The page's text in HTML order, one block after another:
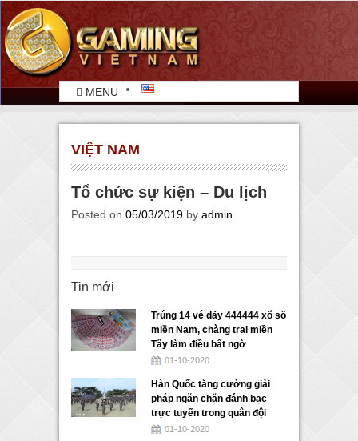
MENU
VIỆT NAM
Tổ chức sự kiện – Du lịch
Posted on 05/03/2019 by admin
Tin mới
Trúng 14 vé dãy 444444 xổ số
miền Nam, chàng trai miền
Tây làm điều bất ngờ
01-10-2020
Hàn Quốc tăng cường giải
pháp ngăn chặn đánh bạc
trực tuyến trong quân đội
01-10-2020